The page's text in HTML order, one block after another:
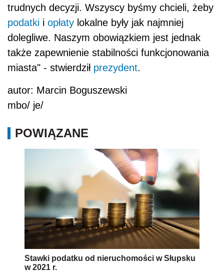
trudnych decyzji. Wszyscy byśmy chcieli, żeby
podatki i opłaty lokalne były jak najmniej
dolegliwe. Naszym obowiązkiem jest jednak
także zapewnienie stabilności funkcjonowania
miasta" - stwierdził prezydent.
autor: Marcin Boguszewski
mbo/ je/
POWIĄZANE
Stawki podatku od nieruchomości w Słupsku
w 2021 r.